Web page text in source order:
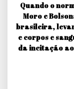
Quando o
Moro e
brasileira,
e corpos e
da incitação